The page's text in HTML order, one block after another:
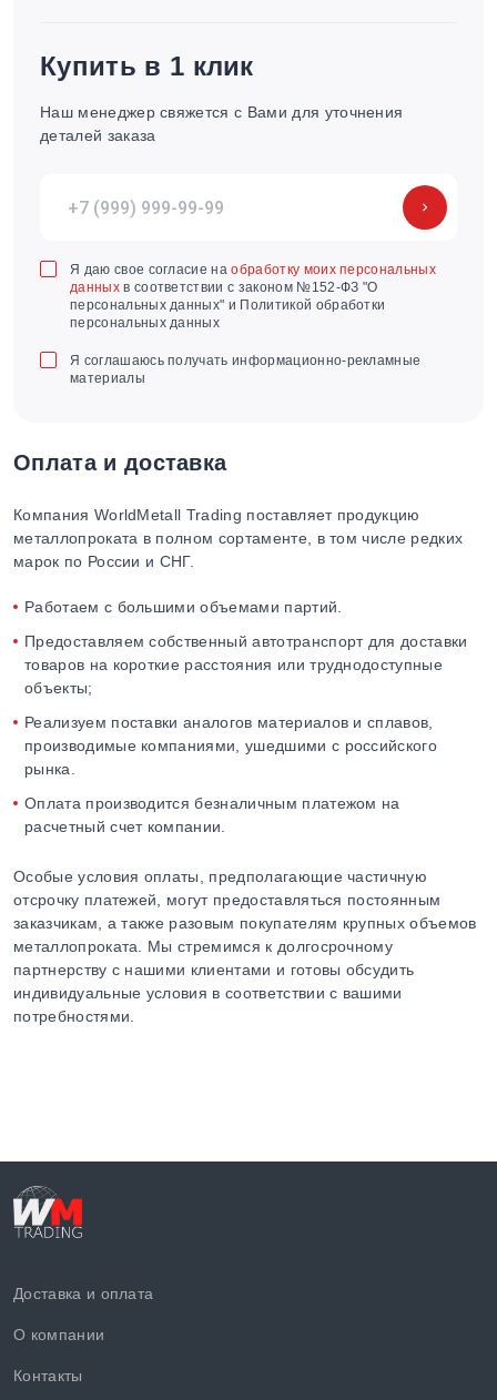
Купить в 1 клик
Наш менеджер свяжется с Вами для уточнения
деталей заказа
Я даю свое согласие наобработку моих персональных
данныхв соответствии с законом №152-ФЗ "О
персональных данных" и Политикой обработки
персональных данных
Я соглашаюсь получать информационно-рекламные
материалы
Оплата и доставка
Компания WorldMetall Trading поставляет продукцию
металлопроката в полном сортаменте, в том числе редких
марок по России и СНГ.
Работаем с большими объемами партий.
Предоставляем собственный автотранспорт для доставки
товаров на короткие расстояния или труднодоступные
объекты;
Реализуем поставки аналогов материалов и сплавов,
производимые компаниями, ушедшими с российского
рынка.
Оплата производится безналичным платежом на
расчетный счет компании.
Особые условия оплаты, предполагающие частичную
отсрочку платежей, могут предоставляться постоянным
заказчикам, а также разовым покупателям крупных объемов
металлопроката. Мы стремимся к долгосрочному
партнерству с нашими клиентами и готовы обсудить
индивидуальные условия в соответствии с вашими
потребностями.
Доставка и оплата
О компании
Контакты